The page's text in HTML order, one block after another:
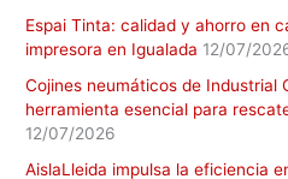
Espai Tinta: calidad y ahorro en
impresora en Igualada 12/07/
Cojines neumáticos de Industrial
herramienta esencial para
12/07/2026
AislaLleida impulsa la eficiencia